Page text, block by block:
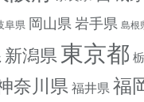
阜県 岡山県 岩手県 島根
新潟県 東京都
奈川県 福井県 福